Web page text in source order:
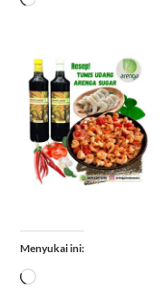
Menyukai ini:
Memuat...